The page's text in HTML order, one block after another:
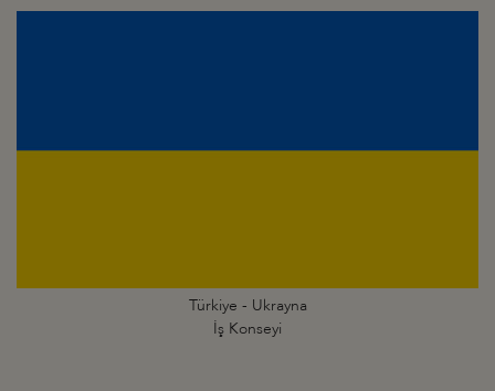
Türkiye - Ukrayna
İş Konseyi